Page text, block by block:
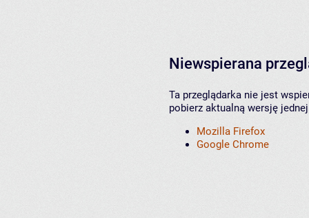
Niewspierana
Ta przeglądarka nie jest
pobierz aktualną wersję
Mozilla Firefox
Google Chrome